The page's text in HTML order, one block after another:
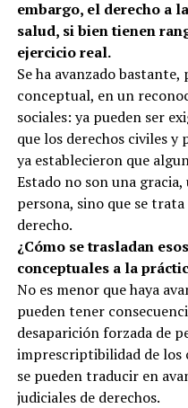
embargo, el derecho a
salud, si bien tienen
ejercicio real.
Se ha avanzado
conceptual, en un
sociales: ya pueden ser
que los derechos civiles
ya establecieron que
Estado no son una
persona, sino que se
derecho.
¿Cómo se trasladan
conceptuales a la
No es menor que haya
pueden tener
desaparición forzada de
imprescriptibilidad de los
se pueden traducir en
judiciales de derechos.